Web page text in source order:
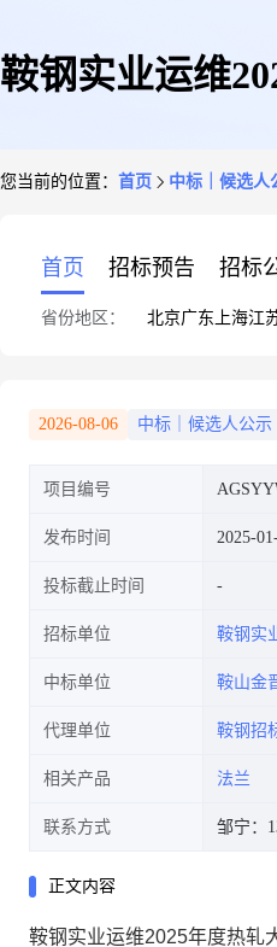
鞍钢实业运维
您当前的位置： 首页 中标｜候选人
首页 招标预告 招标
省份地区： 北京广东 上海江
2026-08-06 中标｜候选人公示
项目编号
发布时间 2025-
投标截止时间
招标单位 鞍钢实
中标单位 鞍山金
代理单位 鞍钢招
相关产品 法兰
联系方式 邹宁：
正文内容
鞍钢实业运维2025年度热轧